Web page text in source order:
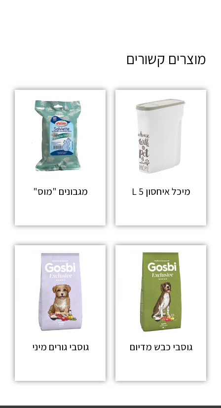
מוצרים קשורים
מיכל איחסון 5 L מגבונים "מוס"
גוסבי כבש מדיום גוסבי גורים מיני